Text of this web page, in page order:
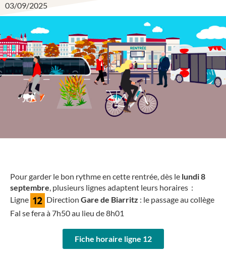
03/09/2025
Pour garder le bon rythme en cette rentrée, dès le lundi 8
septembre, plusieurs lignes adaptent leurs horaires :
Ligne
Direction Gare de Biarritz : le passage au collège
Fal se fera à 7h50 au lieu de 8h01
Fiche horaire ligne 12